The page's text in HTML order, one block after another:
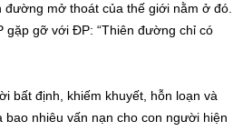
đường mở thoát của thế giới nằm ở đó.
gặp gỡ với ĐP: “Thiên đường chỉ có
bất định, khiếm khuyết, hỗn loạn và
bao nhiêu vấn nạn cho con người hiện